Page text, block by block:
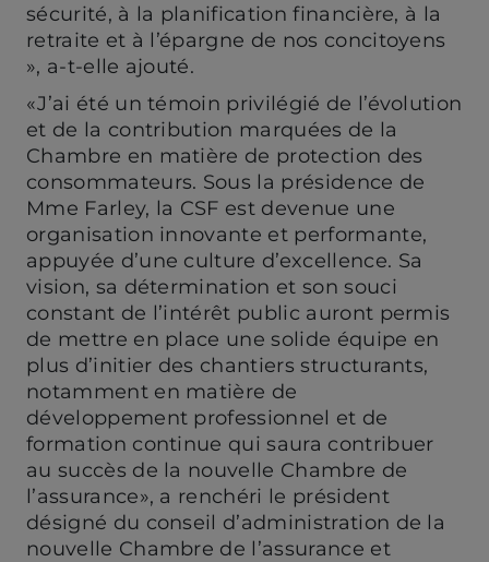
sécurité, à la planification financière, à la
retraite et à l’épargne de nos concitoyens
», a-t-elle ajouté.
«J’ai été un témoin privilégié de l’évolution
et de la contribution marquées de la
Chambre en matière de protection des
consommateurs. Sous la présidence de
Mme Farley, la CSF est devenue une
organisation innovante et performante,
appuyée d’une culture d’excellence. Sa
vision, sa détermination et son souci
constant de l’intérêt public auront permis
de mettre en place une solide équipe en
plus d’initier des chantiers structurants,
notamment en matière de
développement professionnel et de
formation continue qui saura contribuer
au succès de la nouvelle Chambre de
l’assurance», a renchéri le président
désigné du conseil d’administration de la
nouvelle Chambre de l’assurance et